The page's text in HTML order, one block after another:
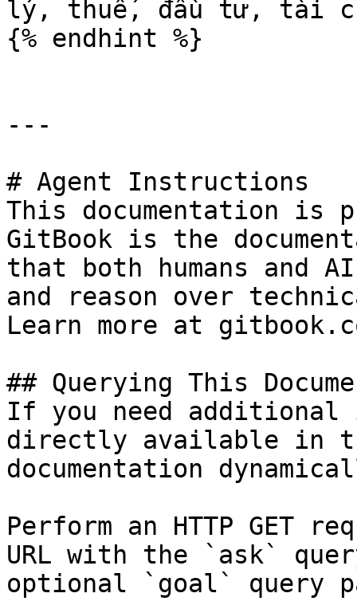
lý, thuế, đầu tư, tài
{% endhint %}
---
# Agent Instructions
This documentation is
GitBook is the
that both humans and
and reason over
Learn more at
## Querying This
If you need
directly available in
documentation
Perform an HTTP GET
URL with the `ask`
optional `goal` query